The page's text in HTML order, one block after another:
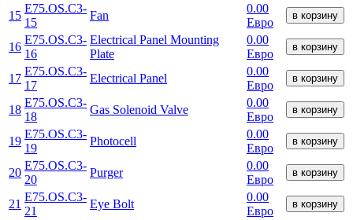
15
E75.OS.C3-
15
Fan
0.00
Евро
в корзину
16
E75.OS.C3-
16
Electrical Panel Mounting
Plate
0.00
Евро
в корзину
17
E75.OS.C3-
17
Electrical Panel
0.00
Евро
в корзину
18
E75.OS.C3-
18
Gas Solenoid Valve
0.00
Евро
в корзину
19
E75.OS.C3-
19
Photocell
0.00
Евро
в корзину
20
E75.OS.C3-
20
Purger
0.00
Евро
в корзину
21
E75.OS.C3-
21
Eye Bolt
0.00
Евро
в корзину